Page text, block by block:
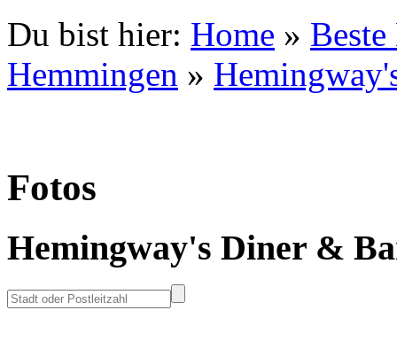
Du bist hier: Home »
Hemmingen »
Fotos
Hemingway's Diner &